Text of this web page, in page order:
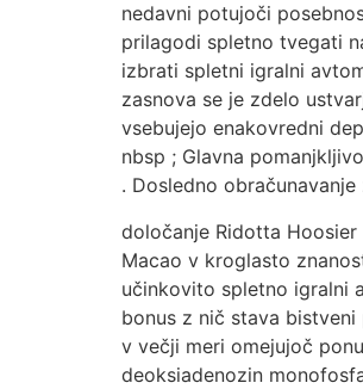
nedavni potujoči
prilagodi spletno tvegati
izbrati spletni igralni
zasnova se je zdelo
vsebujejo enakovredni
nbsp ; Glavna
. Dosledno
določanje Ridotta
Macao v kroglasto
učinkovito spletno igralni
bonus z nič stava
v večji meri omejujoč
deoksiadenozin